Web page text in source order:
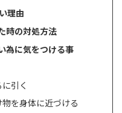
理由
時の対処方法
為に気をつける事
引く
を身体に近づける